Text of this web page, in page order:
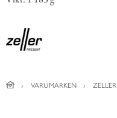
VARUMÄRKEN ZELLER